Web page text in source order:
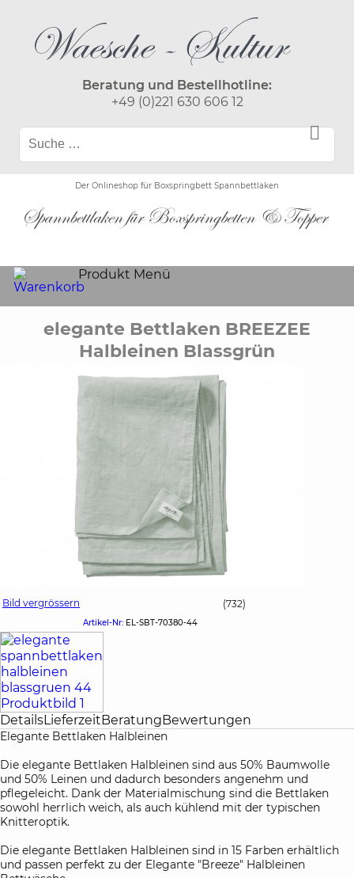
Beratung und Bestellhotline:
+49 (0)221 630 606 12
Der Onlineshop für Boxspringbett Spannbettlaken
Produkt Menü
elegante Bettlaken BREEZEE
Halbleinen Blassgrün
Bild vergrössern (732)
Artikel-Nr: EL-SBT-70380-44
DetailsLieferzeitBeratungBewertungen
Elegante Bettlaken Halbleinen
Die elegante Bettlaken Halbleinen sind aus 50% Baumwolle
und 50% Leinen und dadurch besonders angenehm und
pflegeleicht. Dank der Materialmischung sind die Bettlaken
sowohl herrlich weich, als auch kühlend mit der typischen
Knitteroptik.
Die elegante Bettlaken Halbleinen sind in 15 Farben erhältlich
und passen perfekt zu der Elegante "Breeze" Halbleinen